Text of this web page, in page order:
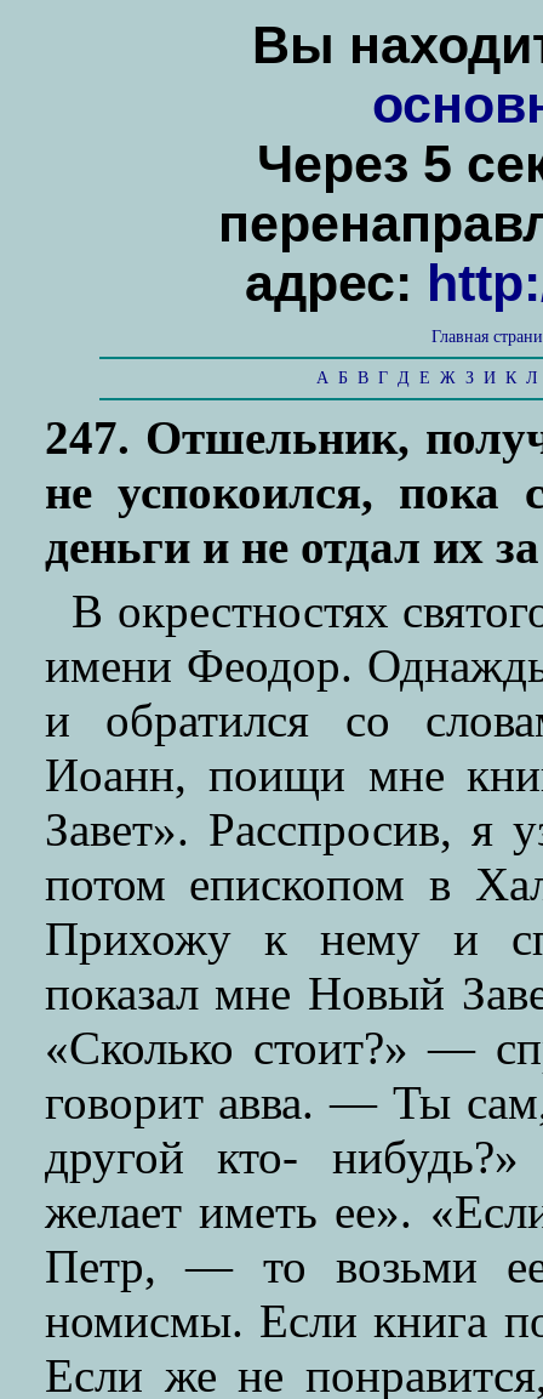
Вы
Через 5
адрес:
Главная
А Б В Г Д Е Ж З И К Л
247. Отшельник,
не успокоился, пока
деньги и не отдал их
В окрестностях
имени Феодор.
и обратился со
Иоанн, поищи мне
Завет». Расспросив, я
потом епископом в
Прихожу к нему и
показал мне Новый
«Сколько стоит?» —
говорит авва. — Ты
другой кто-
желает иметь ее».
Петр, — то возьми
номисмы. Если книга
Если же не